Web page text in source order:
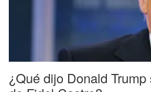
¿Qué dijo Donald